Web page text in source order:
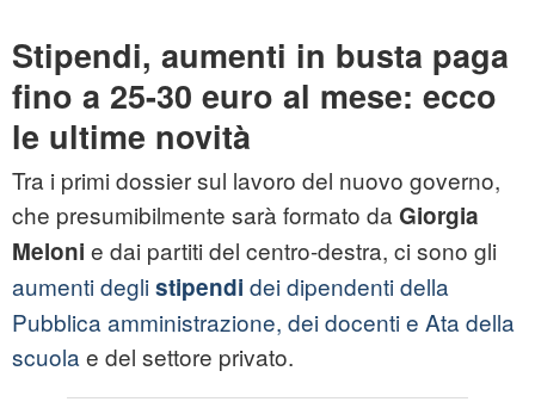
Stipendi, aumenti in busta paga
fino a 25-30 euro al mese: ecco
le ultime novità
Tra i primi dossier sul lavoro del nuovo governo,
che presumibilmente sarà formato da Giorgia
Meloni e dai partiti del centro-destra, ci sono gli
aumenti deglistipendi dei dipendenti della
Pubblica amministrazione, dei docenti e Ata della
scuola e del settore privato.